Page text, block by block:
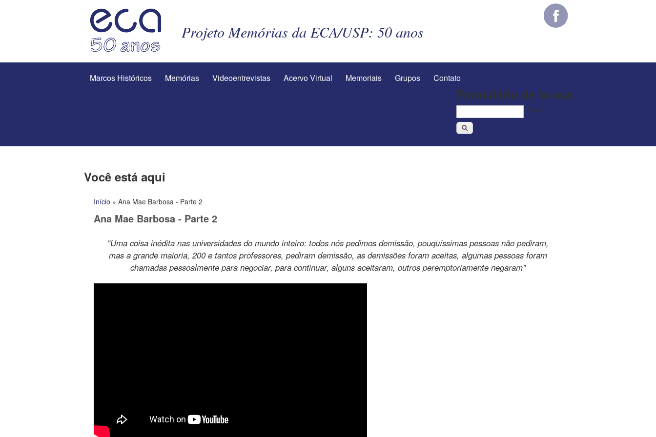
Projeto Memórias da ECA/USP: 50 anos
Marcos Históricos Memórias Videoentrevistas Acervo Virtual Memoriais Grupos Contato
Formulário de busca
Buscar
Você está aqui
Início » Ana Mae Barbosa - Parte 2
Ana Mae Barbosa - Parte 2
"Uma coisa inédita nas universidades do mundo inteiro: todos nós pedimos demissão, pouquíssimas pessoas não pediram,
mas a grande maioria, 200 e tantos professores, pediram demissão, as demissões foram aceitas, algumas pessoas foram
chamadas pessoalmente para negociar, para continuar, alguns aceitaram, outros peremptoriamente negaram"